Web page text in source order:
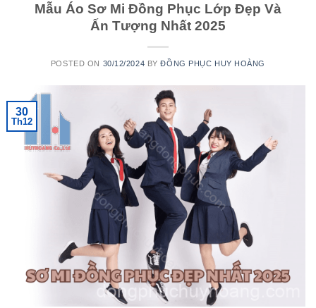
Mẫu Áo Sơ Mi Đồng Phục Lớp Đẹp Và
Ấn Tượng Nhất 2025
POSTED ON 30/12/2024 BYĐỒNG PHỤC HUY HOÀNG
30
Th12